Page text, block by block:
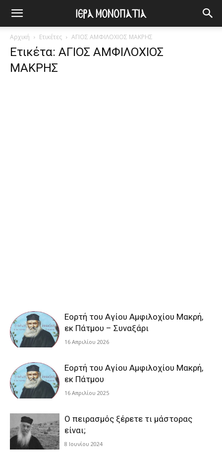
Αρχική Ετικέτες ΑΓΙΟΣ ΑΜΦΙΛΟΧΙΟΣ ΜΑΚΡΗΣ
Ετικέτα: ΑΓΙΟΣ ΑΜΦΙΛΟΧΙΟΣ
ΜΑΚΡΗΣ
Εορτή του Αγίου Αμφιλοχίου Μακρή,
εκ Πάτμου – Συναξάρι
16 Απριλίου 2026
Εορτή του Αγίου Αμφιλοχίου Μακρή,
εκ Πάτμου
16 Απριλίου 2025
Ο πειρασμός ξέρετε τι μάστορας
είναι;
8 Ιουνίου 2024